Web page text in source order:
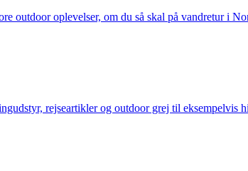
outdoor oplevelser, om du så skal på vandretur i
rejseartikler og outdoor grej til eksempelvis